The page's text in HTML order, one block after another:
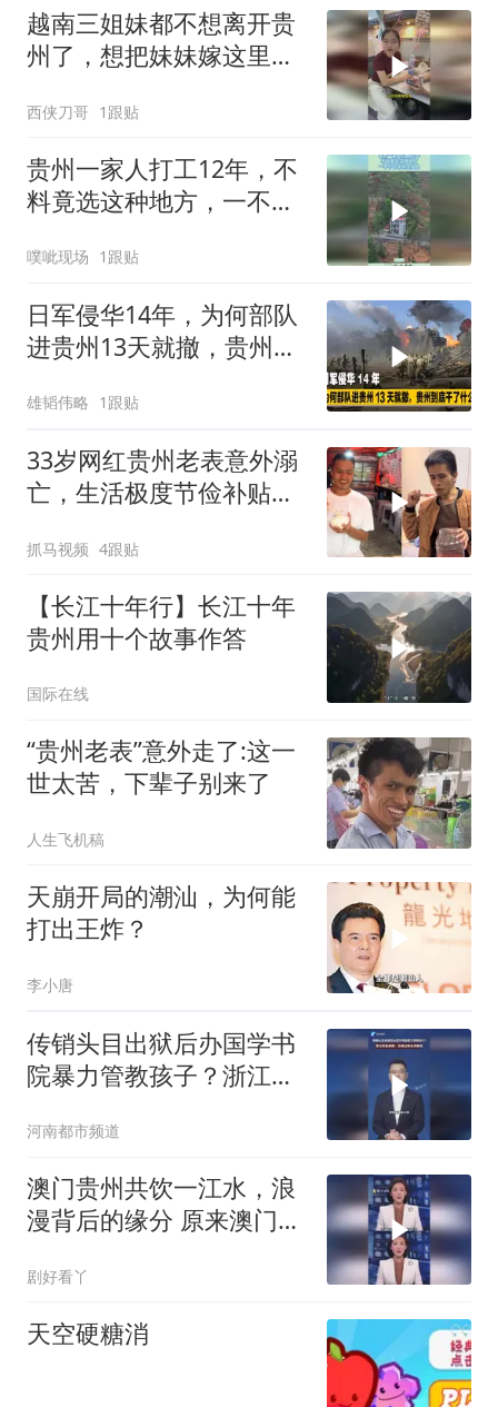
越南三姐妹都不想离开贵
州了，想把妹妹嫁这里，
西侠刀哥 1跟贴
贵州一家人打工12年，不
料竟选这种地方，一不小
噗呲现场 1跟贴
日军侵华14年，为何部队
进贵州13天就撤，贵州到
雄韬伟略 1跟贴
33岁网红贵州老表意外溺
亡，生活极度节俭补贴家
抓马视频 4跟贴
【长江十年行】长江十年
贵州用十个故事作答
国际在线
“贵州老表”意外走了:这一
世太苦，下辈子别来了
人生飞机稿
天崩开局的潮汕，为何能
打出王炸？
李小唐
传销头目出狱后办国学书
院暴力管教孩子？浙江新
组#传销 #国学
河南都市频道
澳门贵州共饮一江水，浪
漫背后的缘分 原来澳门帮
漫！
剧好看丫
天空硬糖消